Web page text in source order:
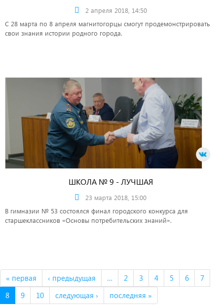
2 апреля 2018, 14:50
С 28 марта по 8 апреля магнитогорцы смогут продемонстрировать
свои знания истории родного города.
ШКОЛА № 9 - ЛУЧШАЯ
23 марта 2018, 15:00
В гимназии № 53 состоялся финал городского конкурса для
старшеклассников «Основы потребительских знаний».
« первая ‹ предыдущая … 2 3 4 5 6
7
8
9 10 следующая › последняя »